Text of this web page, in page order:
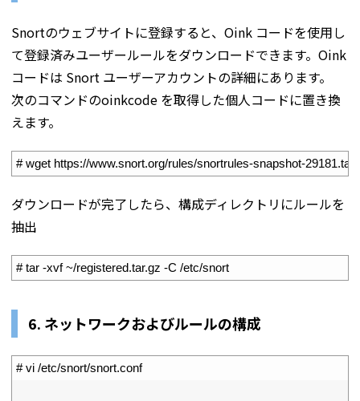
Snortのウェブサイトに登録すると、Oink コードを使用し
て登録済みユーザールールをダウンロードできます。Oink
コードは Snort ユーザーアカウントの詳細にあります。
次のコマンドのoinkcode を取得した個人コードに置き換
えます。
# wget https://www.snort.org/rules/snortrules-snapshot-
ダウンロードが完了したら、構成ディレクトリにルールを
抽出
# tar -xvf ~/registered.tar.gz -C /etc/snort
6. ネットワークおよびルールの構成
# vi /etc/snort/snort.conf